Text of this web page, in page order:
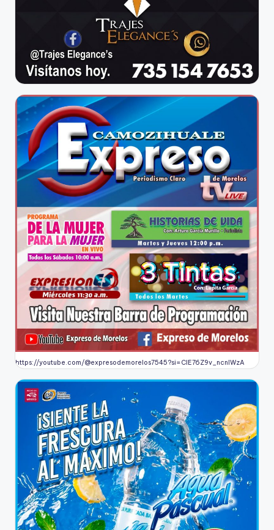
https://youtube.com/@expresodemorelos7545?si=CIE76Z9v_ncnlWzA